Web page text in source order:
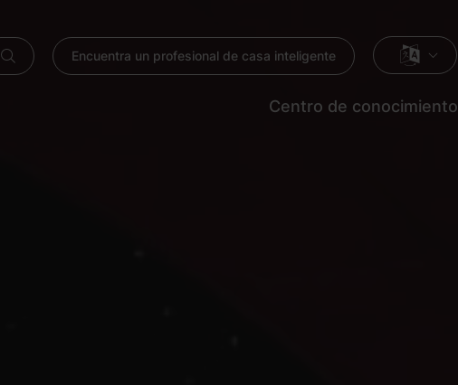
Encuentra un profesional de casa inteligente
Centro de conocimiento